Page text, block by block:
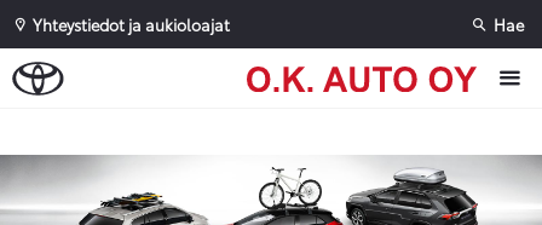
Yhteystiedot ja aukioloajat Hae